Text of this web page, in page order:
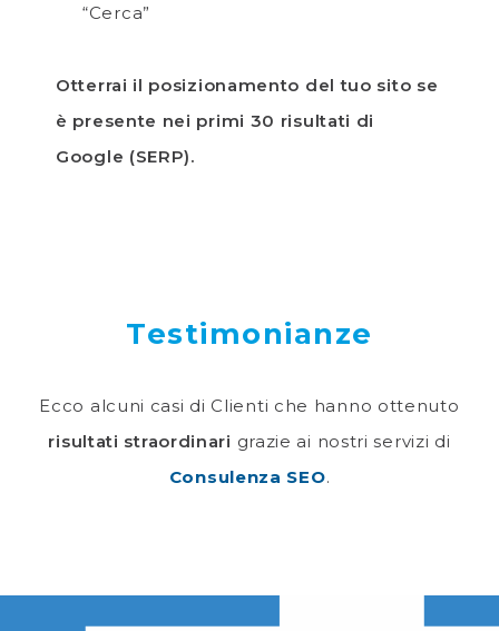
“Cerca”
Otterrai il posizionamento del tuo sito se
è presente nei primi 30 risultati di
Google (SERP).
Testimonianze
Ecco alcuni casi di Clienti che hanno ottenuto
risultati straordinari grazie ai nostri servizi di
Consulenza SEO.